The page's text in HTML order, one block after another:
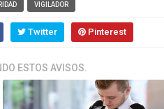
VIGILADOR
Twitter Pinterest
ESTOS AVISOS.